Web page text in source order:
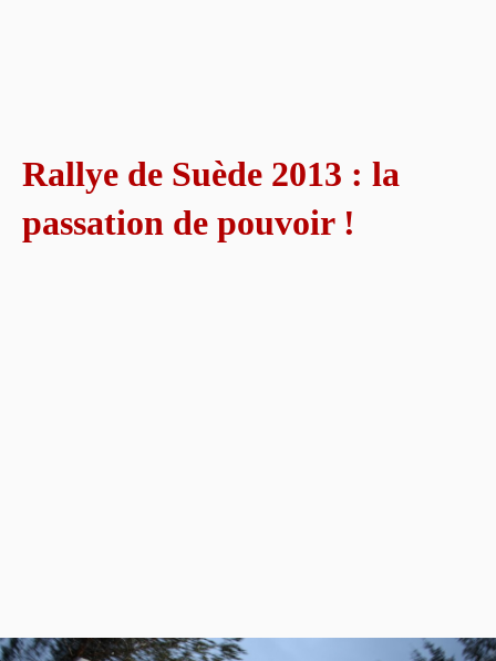
Rallye de Suède 2013 : la
passation de pouvoir !